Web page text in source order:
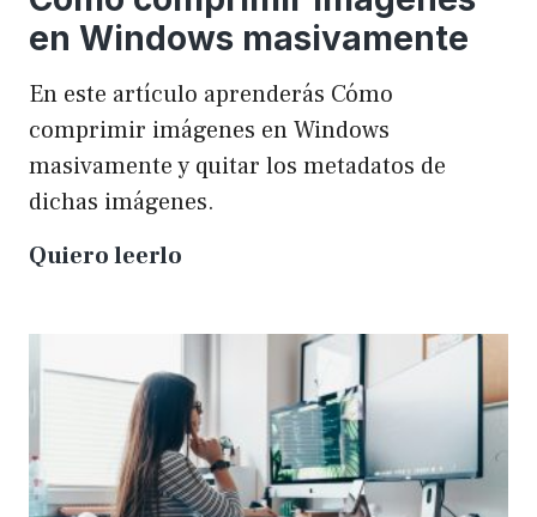
en Windows masivamente
En este artículo aprenderás Cómo
comprimir imágenes en Windows
masivamente y quitar los metadatos de
dichas imágenes.
Quiero leerlo
imágenes
Windows
masivamente